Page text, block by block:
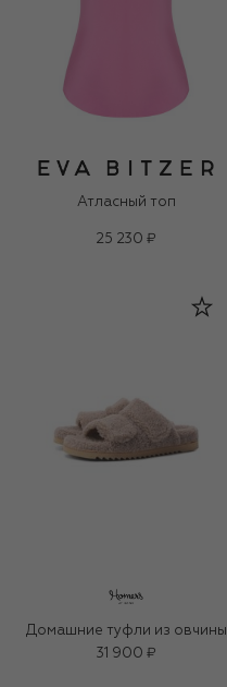
Атласный топ
25 230 ₽
Домашние туфли из овчины
31 900 ₽